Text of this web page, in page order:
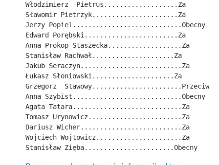
Włodzimierz  Pietrus...................Za
Sławomir Pietrzyk......................Za
Jerzy Popiel............................Obecny
Edward Porębski........................Za
Anna Prokop-Staszecka...................Za
Stanisław Rachwał.....................Za
Jakub Seraczyn..........................Za
Łukasz Słoniowski.....................Za
Grzegorz  Stawowy.......................Przeciw
Anna Szybist............................Obecny
Agata Tatara............................Za
Tomasz Urynowicz........................Za
Dariusz Wicher..........................Za
Wojciech Wojtowicz......................Za
Stanisław Zięba.......................Obecny